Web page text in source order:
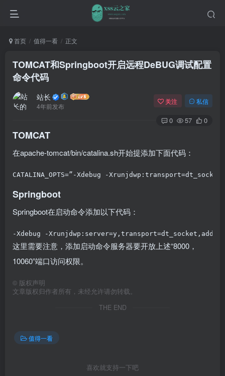
首页 值得一看 正文
TOMCAT和Springboot开启远程DeBUG调试配置
命令代码
站长
4年前发布
关注 私信
0 57 0
TOMCAT
在apache-tomcat/bin/catalina.sh开始提添加下面代码：
CATALINA_OPTS=”-Xdebug -
Springboot
Springboot在启动命令添加以下代码：
-Xdebug -
这里需要注意，添加启动命令服务器要开放上述“8000，
10060”端口访问权限。
© 版权声明
文章版权归作者所有，未经允许请勿转载。
THE END
值得一看
喜欢就支持一下吧